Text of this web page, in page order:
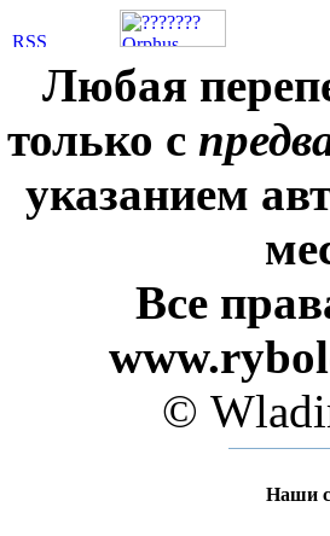
Любая
только с
указанием
Все
©
Наши